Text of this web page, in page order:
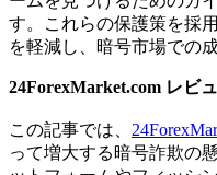
す。これらの保護策を採
を軽減し、暗号市場での
24ForexMarket.com レビ
この記事では、
って増大する暗号詐欺の